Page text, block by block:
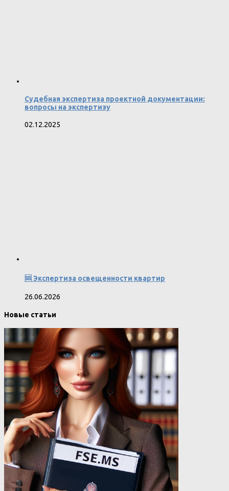
Судебная экспертиза проектной документации:
вопросы на экспертизу
02.12.2025
🆘 Экспертиза освещенности квартир
26.06.2026
Новые статьи